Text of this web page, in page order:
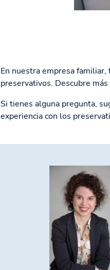
En nuestra empresa
preservativos. Descubre
Si tienes alguna pregunta,
experiencia con los